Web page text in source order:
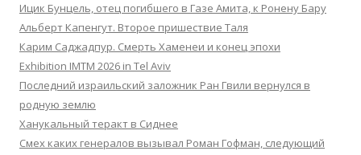
Ицик Бунцель, отец погибшего в Газе Амита, к Ронену Бару
Альберт Капенгут. Второе пришествие Таля
Карим Саджадпур. Смерть Хаменеи и конец эпохи
Exhibition IMTM 2026 in Tel Aviv
Последний израильский заложник Ран Гвили вернулся в
родную землю
Ханукальный теракт в Сиднее
Смех каких генералов вызывал Роман Гофман, следующий